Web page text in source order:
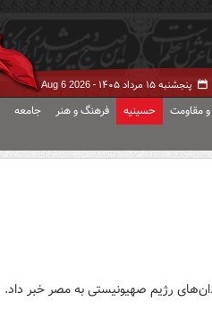
پنجشنبه ۱۵ مرداد ۱۴۰۵ - Aug 6 2026
مقاومت حسینیه فرهنگ و هنر جامعه